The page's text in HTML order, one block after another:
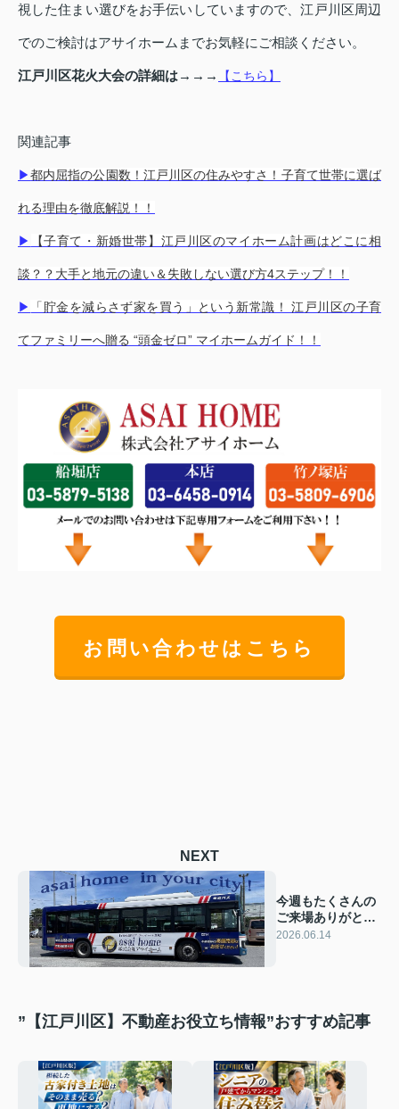
視した住まい選びをお手伝いしていますので、江戸川区周辺
でのご検討はアサイホームまでお気軽にご相談ください。
江戸川区花火大会の詳細は→→→ 【こちら】
関連記事
▶都内屈指の公園数！江戸川区の住みやすさ！子育て世帯に選ば
れる理由を徹底解説！！
▶ 【子育て・新婚世帯】江戸川区のマイホーム計画はどこに相
談？？大手と地元の違い＆失敗しない選び方4ステップ！！
▶ 「貯金を減らさず家を買う」という新常識！ 江戸川区の子育
てファミリーへ贈る “頭金ゼロ” マイホームガイド！！
お問い合わせはこちら
NEXT
今週もたくさんの
ご来場ありがとう
ございました！！
2026.06.14
”【江戸川区】不動産お役立ち情報”おすすめ記事